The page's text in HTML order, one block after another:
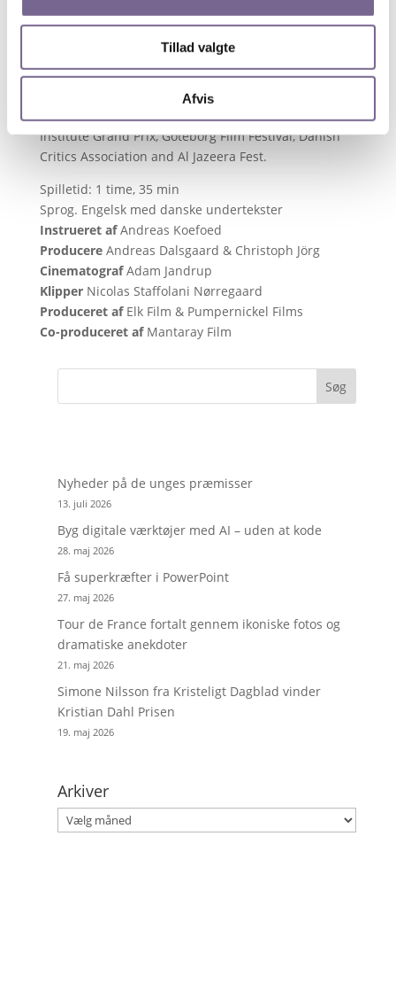
Tillad valgte
Afvis
og produceret dokumentarfilm gennem to årtier,
Human Scale, Life Is Sacred, Bogota Change og
Afghan Muscles. Filmene har været vist på festivaler
rundt om i verden og har vundet flere priser på store
filmfestivaler som Venice Film Festival, American Film
Institute Grand Prix, Göteborg Film Festival, Danish
Critics Association and Al Jazeera Fest.
Spilletid: 1 time, 35 min
Sprog. Engelsk med danske undertekster
Instrueret afAndreas Koefoed
Producere Andreas Dalsgaard & Christoph Jörg
CinematografAdam Jandrup
KlipperNicolas Staffolani Nørregaard
Produceret af Elk Film & Pumpernickel Films
Co-produceret af Mantaray Film
Søg
Nyheder på de unges præmisser
13. juli 2026
Byg digitale værktøjer med AI – uden at kode
28. maj 2026
Få superkræfter i PowerPoint
27. maj 2026
Tour de France fortalt gennem ikoniske fotos og
dramatiske anekdoter
21. maj 2026
Simone Nilsson fra Kristeligt Dagblad vinder
Kristian Dahl Prisen
19. maj 2026
Arkiver
Arkiver